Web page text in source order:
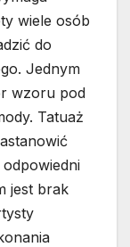
wiele osób
do
Jednym
wzoru pod
Tatuaż
jest brak